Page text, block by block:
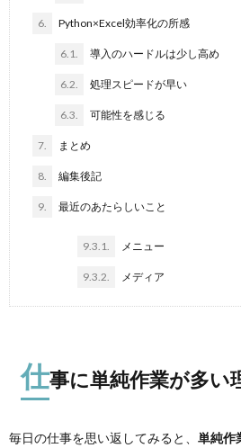
6. Python×Excel効率化の所感
6.1. 導入のハードルは少し高め
6.2. 処理スピードが早い
6.3. 可能性を感じる
7. まとめ
8. 編集後記
9. 最近のあたらしいこと
9.3.1. メニュー
9.3.2. メディア
仕事に単純作業が多い
毎日の仕事を思い返してみると、 単純作